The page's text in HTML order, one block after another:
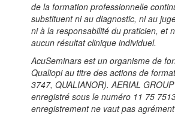
de la formation professionnelle
substituent ni au diagnostic, ni au
ni à la responsabilité du praticien, et
aucun résultat clinique individuel.
AcuSeminars est un organisme de
Qualiopi au titre des actions de
3747, QUALIANOR). AERIAL
enregistré sous le numéro 11 75
enregistrement ne vaut pas